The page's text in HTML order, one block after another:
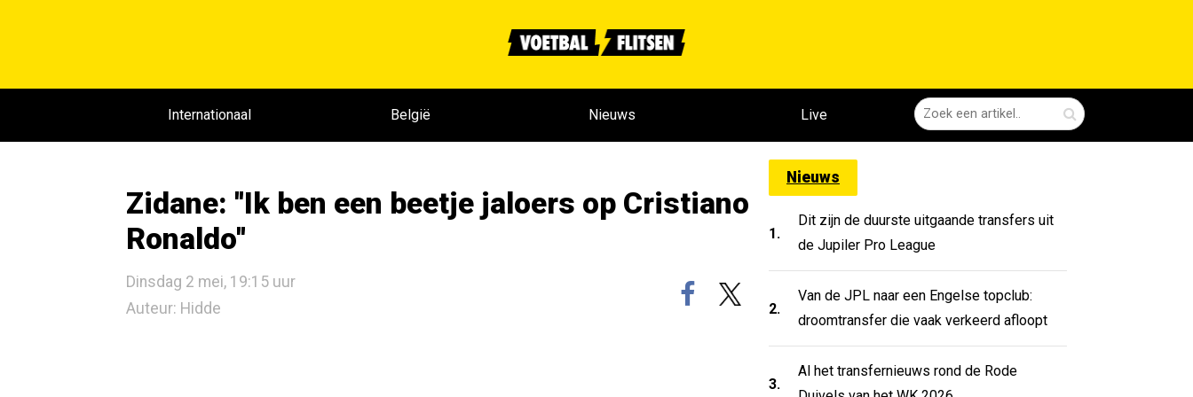
Internationaal België Nieuws Live
Zidane: ''Ik ben een beetje jaloers op Cristiano
Ronaldo''
Dinsdag 2 mei, 19:15 uur
Auteur: Hidde
Nieuws
1.
Dit zijn de duurste uitgaande transfers uit
de Jupiler Pro League
2.
Van de JPL naar een Engelse topclub:
droomtransfer die vaak verkeerd afloopt
3.
Al het transfernieuws rond de Rode